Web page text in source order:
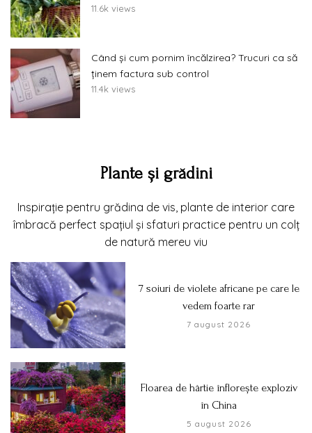
11.6k views
Când și cum pornim încălzirea? Trucuri ca să
ținem factura sub control
11.4k views
Plante și grădini
Inspirație pentru grădina de vis, plante de interior care
îmbracă perfect spațiul și sfaturi practice pentru un colț
de natură mereu viu
7 soiuri de violete africane pe care le
vedem foarte rar
7 august 2026
Floarea de hârtie înflorește exploziv
în China
5 august 2026